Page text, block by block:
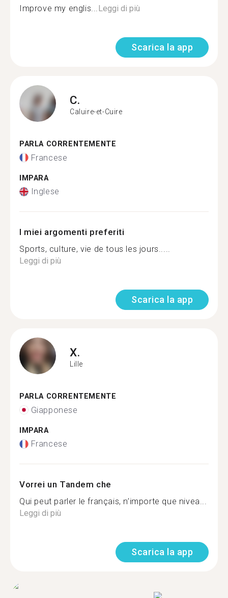
Improve my englis...Leggi di più
Scarica la app
C.
Caluire-et-Cuire
PARLA CORRENTEMENTE
Francese
IMPARA
Inglese
I miei argomenti preferiti
Sports, culture, vie de tous les jours.....
Leggi di più
Scarica la app
X.
Lille
PARLA CORRENTEMENTE
Giapponese
IMPARA
Francese
Vorrei un Tandem che
Qui peut parler le français, n’importe que nivea...
Leggi di più
Scarica la app